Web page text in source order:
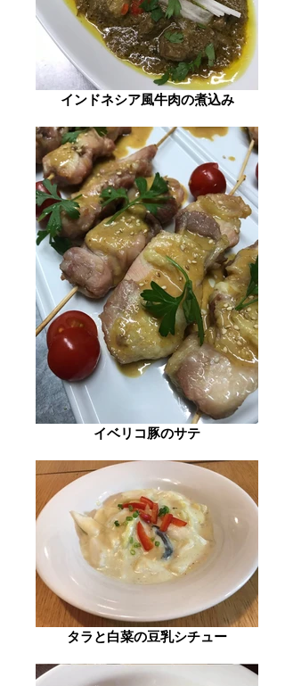
インドネシア風牛肉の煮込み
イベリコ豚のサテ
タラと白菜の豆乳シチュー